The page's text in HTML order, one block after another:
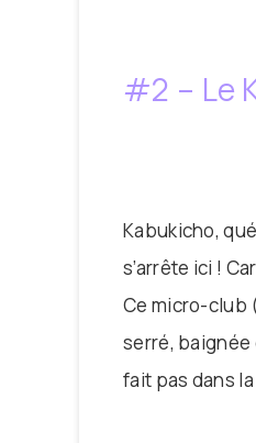
#2 – Le
Kabukicho,
s’arrête ici !
Ce micro-club
serré, baignée
fait pas dans